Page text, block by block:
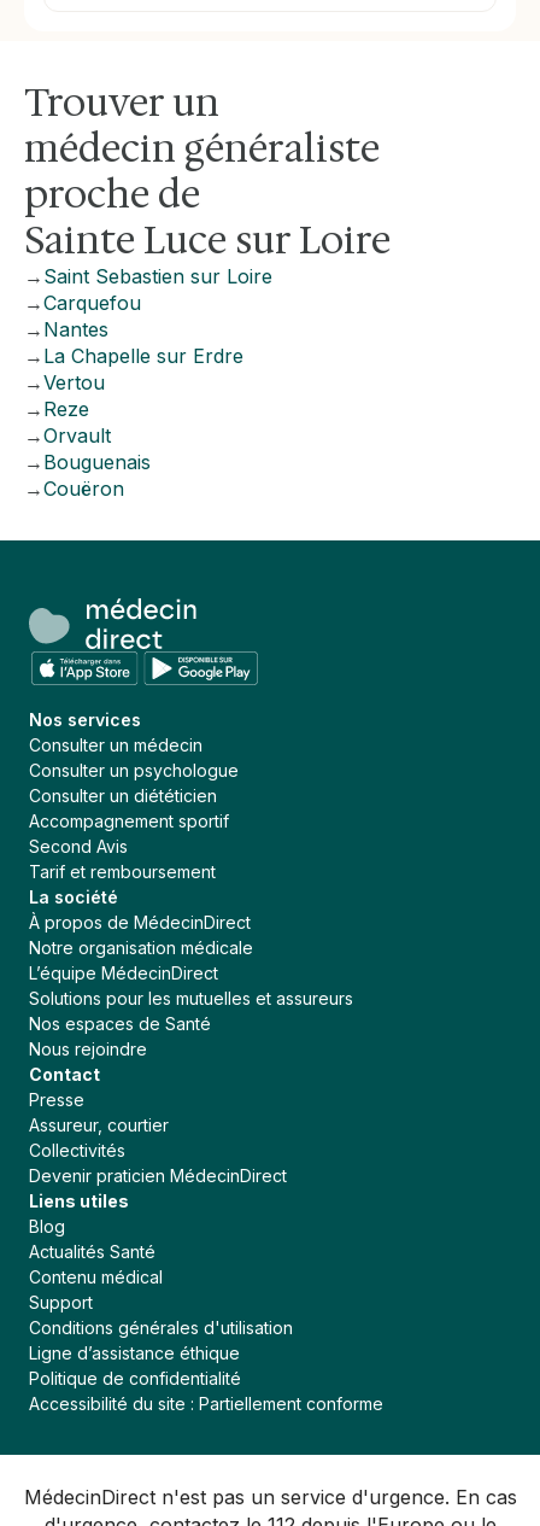
Trouver un
médecin généraliste
proche de
Sainte Luce sur Loire
→ Saint Sebastien sur Loire
→Carquefou
→ Nantes
→ La Chapelle sur Erdre
→Vertou
→ Reze
→Orvault
→ Bouguenais
→Couëron
Nos services
Consulter un médecin
Consulter un psychologue
Consulter un diététicien
Accompagnement sportif
Second Avis
Tarif et remboursement
La société
À propos de MédecinDirect
Notre organisation médicale
L’équipe MédecinDirect
Solutions pour les mutuelles et assureurs
Nos espaces de Santé
Nous rejoindre
Contact
Presse
Assureur, courtier
Collectivités
Devenir praticien MédecinDirect
Liens utiles
Blog
Actualités Santé
Contenu médical
Support
Conditions générales d'utilisation
Ligne d’assistance éthique
Politique de confidentialité
Accessibilité du site : Partiellement conforme
MédecinDirect n'est pas un service d'urgence. En cas